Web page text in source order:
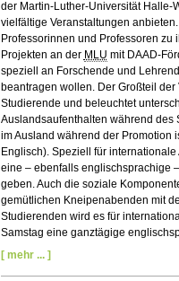
der Martin-Luther-Universität Halle-
vielfältige Veranstaltungen
Professorinnen und Professoren
Projekten an der MLU mit DAAD-
speziell an Forschende und
beantragen wollen. Der Großteil
Studierende und beleuchtet
Auslandsaufenthalten während des
im Ausland während der Promotion
Englisch). Speziell für
eine – ebenfalls englischsprachige
geben. Auch die soziale
gemütlichen Kneipenabenden mit
Studierenden wird es für
Samstag eine ganztägige
[ mehr ... ]